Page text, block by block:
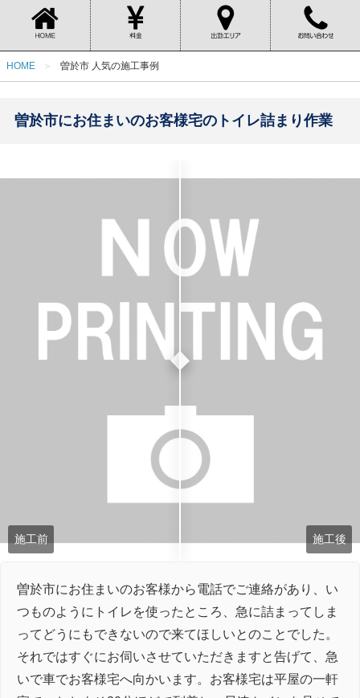
HOME 曽於市 人気の施工事例
曽於市にお住まいのお客様宅のトイレ詰まり作業
施工前 施工後
曽於市にお住まいのお客様から電話でご連絡があり、い
つものようにトイレを使ったところ、急に詰まってしま
ってどうにもできないので来てほしいとのことでした。
それではすぐにお伺いさせていただきますと告げて、急
いで車でお客様宅へ向かいます。お客様宅は平屋の一軒